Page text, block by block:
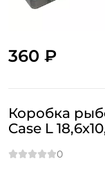
360 ₽
Коробка
Case L